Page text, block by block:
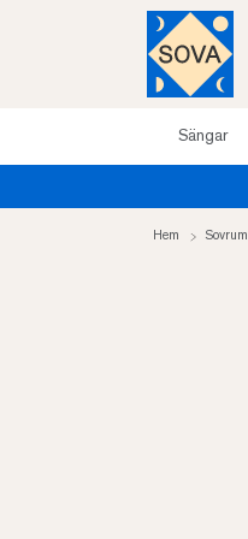
Sängar
Hem Sovrum